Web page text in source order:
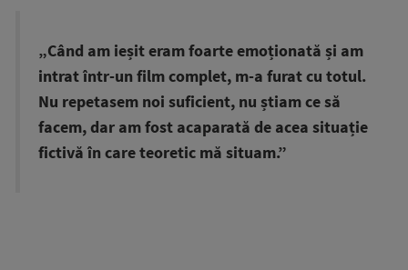
„Când am ieșit eram foarte emoționată și am
intrat într-un film complet, m-a furat cu totul.
Nu repetasem noi suficient, nu știam ce să
facem, dar am fost acaparată de acea situație
fictivă în care teoretic mă situam.”